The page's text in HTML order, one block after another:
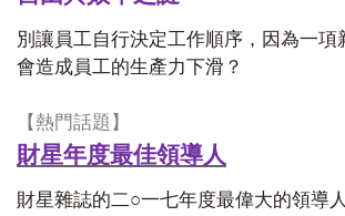
別讓員工自行決定工作順序，因為一項
會造成員工的生產力下滑？
【熱門話題】
財星年度最佳領導人
財星雜誌的二○一七年度最偉大的領導